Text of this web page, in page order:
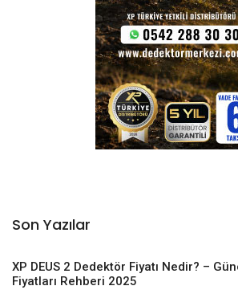
Son Yazılar
XP DEUS 2 Dedektör Fiyatı Nedir? –
Fiyatları Rehberi 2025